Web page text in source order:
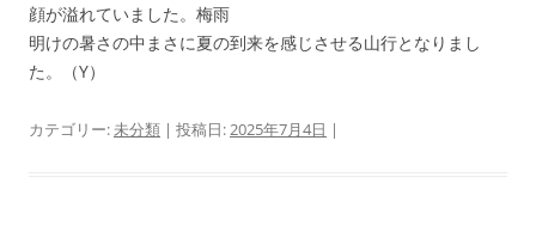
顔が溢れていました。梅⾬
明けの暑さの中まさに夏の到来を感じさせる⼭⾏となりまし
た。（Y）
カテゴリー:未分類 | 投稿日:2025年7月4日 |